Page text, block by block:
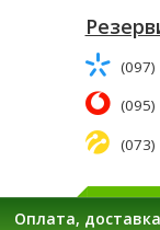
(097)
(095)
(073)
Оплата, доставка